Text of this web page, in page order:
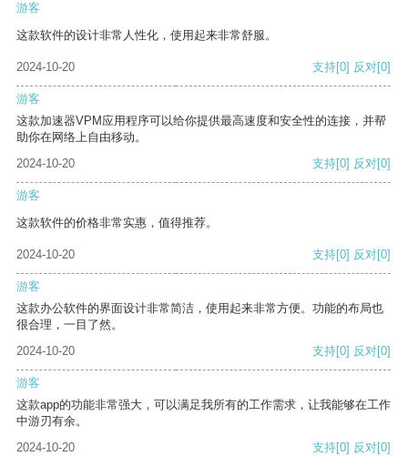
游客
这款软件的设计非常人性化，使用起来非常舒服。
2024-10-20 支持[0] 反对[0]
游客
这款加速器VPM应用程序可以给你提供最高速度和安全性的连接，并帮
助你在网络上自由移动。
2024-10-20
支持[0] 反对[0]
游客
这款软件的价格非常实惠，值得推荐。
2024-10-20 支持[0] 反对[0]
游客
这款办公软件的界面设计非常简洁，使用起来非常方便。功能的布局也
很合理，一目了然。
2024-10-20
支持[0] 反对[0]
游客
这款app的功能非常强大，可以满足我所有的工作需求，让我能够在工作
中游刃有余。
2024-10-20
支持[0] 反对[0]